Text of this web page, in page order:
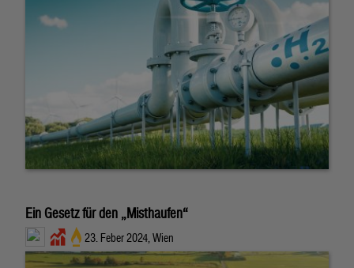
Ein Gesetz für den „Misthaufen“
23. Feber 2024, Wien